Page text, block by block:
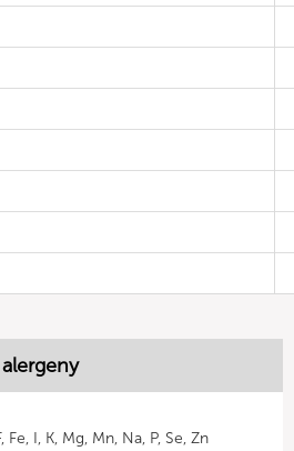
I, K, Mg, Mn, Na, P, Se, Zn